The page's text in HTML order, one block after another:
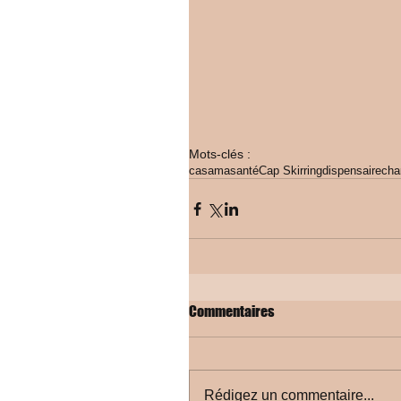
Mots-clés :
casamasantéCap Skirringdispensaire
Commentaires
Rédigez un commentaire...